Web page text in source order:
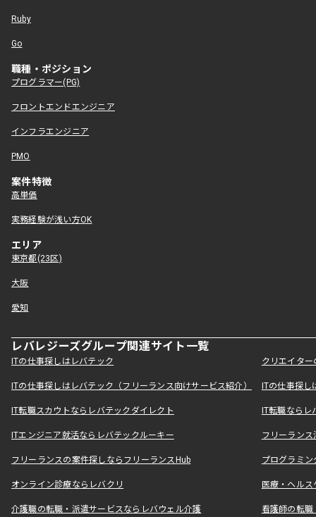
Ruby
Go
職種・ポジション
プログラマー(PG)
フロントエンドエンジニア
インフラエンジニア
PMO
案件特徴
高単価
実務経験が浅い方OK
エリア
東京都(23区)
大阪
愛知
レバレジーズグループ関連サイト一覧
ITの仕事探しはレバテック クリエイタ
ITの仕事探しはレバテック（フリーランス向けサービス紹介） ITの仕事探
IT転職スカウトならレバテックダイレクト IT転職なら
ITエンジニア就活ならレバテックルーキー フリーラン
フリーランスの案件探しならフリーランスHub プログラミ
オンライン診療ならレバクリ 医療・ヘル
介護職の転職・派遣サービスならレバウェル介護 看護師の転